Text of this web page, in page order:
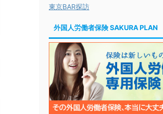
東京BAR探訪
外国人労働者保険 SAKURA PLAN